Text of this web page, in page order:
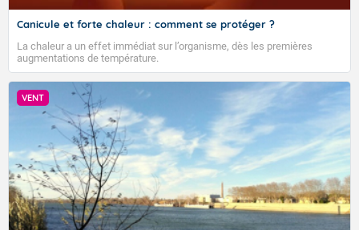
Canicule et forte chaleur : comment se protéger ?
La chaleur a un effet immédiat sur l’organisme, dès les premières
augmentations de température.
VENT